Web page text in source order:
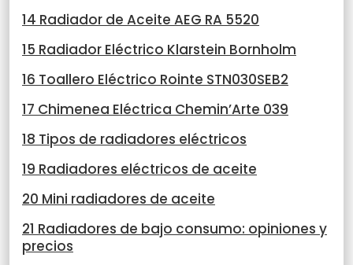
14 Radiador de Aceite AEG RA 5520
15 Radiador Eléctrico Klarstein Bornholm
16 Toallero Eléctrico Rointe STN030SEB2
17 Chimenea Eléctrica Chemin’Arte 039
18 Tipos de radiadores eléctricos
19 Radiadores eléctricos de aceite
20 Mini radiadores de aceite
21 Radiadores de bajo consumo: opiniones y
precios